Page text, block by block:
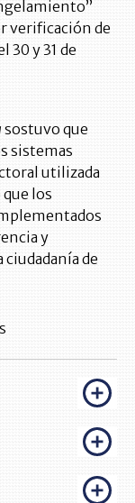
verificación de
30 y 31 de
sostuvo que
sistemas
utilizada
los
y
de